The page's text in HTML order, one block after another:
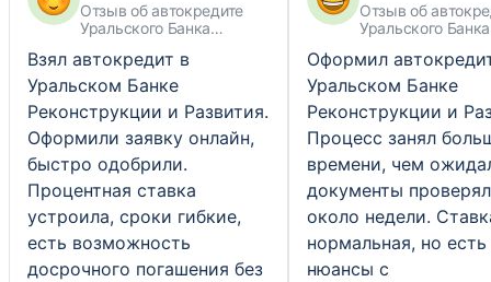
Отзыв об автокредите
Уральского Банка
Взял автокредит в
Уральском Банке
Реконструкции и Развития.
Оформили заявку онлайн,
быстро одобрили.
Процентная ставка
устроила, сроки гибкие,
есть возможность
досрочного погашения без
Отзыв об
Уральского Банка
Оформил
Уральском Банке
Реконструкции и
Процесс занял
времени, чем
документы
около недели.
нормальная, но есть
нюансы с